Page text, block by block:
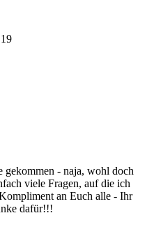
gekommen - naja, wohl doch
viele Fragen, auf die ich
an Euch alle - Ihr
dafür!!!